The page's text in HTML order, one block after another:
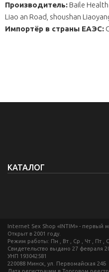
Производитель: Baile
Liao an Road, shoushan
Импортёр в страны ЕАЭС:
КАТАЛОГ
Internet Sex Shop «INTIM» - первый
Открыт в 2001 году.
Режим работы: Пн , Вт , Ср , Чт , Пт ,
Свидетельство выдано 27 февраля
УНП 193042581
220088 Минск, ул. Первомайская 24Б
Дата регистрации в Торговом